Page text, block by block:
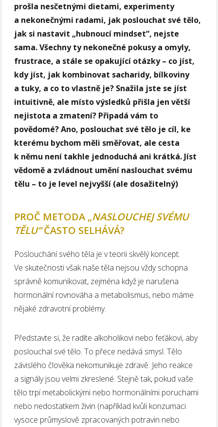
prošla nesčetnými dietami, experimenty
a nekonečnými radami, jak poslouchat své tělo,
jak si nastavit „hubnoucí mindset“, nejste
sama. Všechny ty nekonečné pokusy a omyly,
frustrace, a stále se opakující otázky – co jíst,
kdy jíst, jak kombinovat sacharidy, bílkoviny
a tuky, a co to vlastně je? Snažila jste se jíst
intuitivně, ale místo výsledků přišla jen větší
nejistota a zmatení? Připadá vám to
povědomé? Ano, poslouchat své tělo je cíl, ke
kterému bychom měli směřovat, ale cesta
k němu není takhle jednoduchá ani krátká. Jíst
vědomě a zvládnout umění naslouchat svému
tělu – to je level nejvyšší (ale dosažitelný)
PROČ METODA „NASLOUCHEJ SVÉMU
TĚLU“ČASTO SELHÁVÁ?
Poslouchání svého těla je v teorii skvělý koncept.
Ve skutečnosti však naše těla nejsou vždy schopna
správně komunikovat, zejména když je narušena
hormonální rovnováha a metabolismus, nebo máme
nějaké zdravotní problémy.
Představte si, že radíte alkoholikovi nebo feťákovi, aby
poslouchal své tělo. To přece nedává smysl. Tělo
závislého člověka nekomunikuje zdravě. Jeho reakce
a signály jsou velmi zkreslené. Stejně tak, pokud vaše
tělo trpí metabolickými nebo hormonálními poruchami
nebo nedostatkem živin (například kvůli konzumaci
vysoce průmyslově zpracovaných potravin nebo